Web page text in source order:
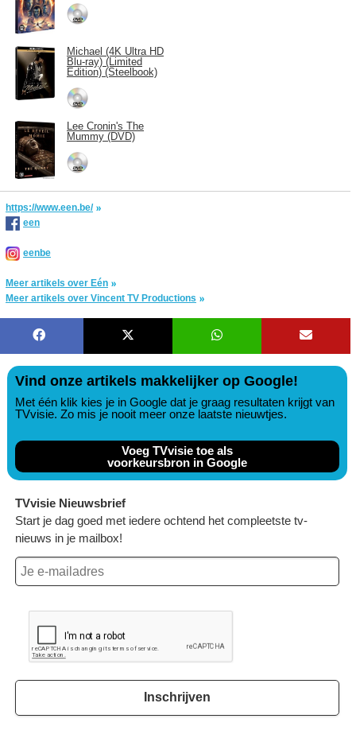
Michael (4K Ultra HD
Blu-ray) (Limited
Edition) (Steelbook)
Lee Cronin's The
Mummy (DVD)
https://www.een.be/
een
eenbe
Meer artikels over Eén
Meer artikels over Vincent TV Productions
Vind onze artikels makkelijker op Google!
Met één klik kies je in Google dat je graag resultaten krijgt van
TVvisie. Zo mis je nooit meer onze laatste nieuwtjes.
Voeg TVvisie toe als
voorkeursbron in Google
TVvisie Nieuwsbrief
Start je dag goed met iedere ochtend het compleetste tv-
nieuws in je mailbox!
Inschrijven